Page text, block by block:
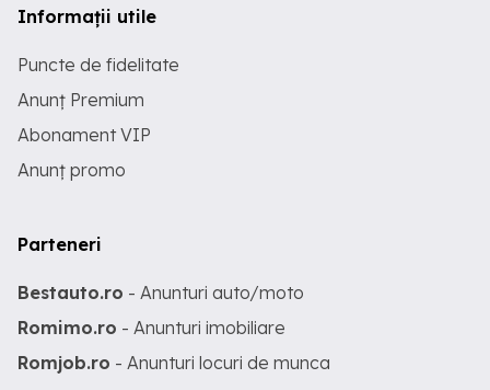
Informații utile
Puncte de fidelitate
Anunț Premium
Abonament VIP
Anunț promo
Parteneri
Bestauto.ro - Anunturi auto/moto
Romimo.ro - Anunturi imobiliare
Romjob.ro - Anunturi locuri de munca